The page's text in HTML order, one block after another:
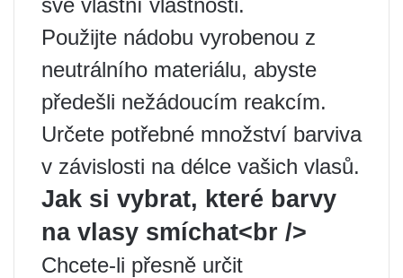
své vlastní vlastnosti.
Použijte nádobu vyrobenou z
neutrálního materiálu, abyste
předešli nežádoucím reakcím.
Určete potřebné množství barviva
v závislosti na délce vašich vlasů.
Jak si vybrat, které barvy
na vlasy smíchat<br />
Chcete-li přesně určit